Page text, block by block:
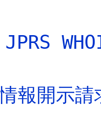
JPRS
報開示請